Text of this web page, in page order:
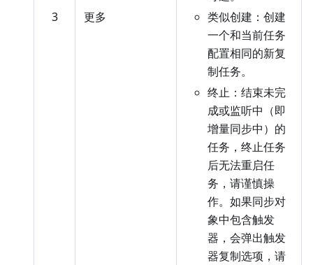
3 更多
类似创建：创建
一个和当前任务
配置相同的新复
制任务。
终止：结束未完
成或监听中（即
增量同步中）的
任务，终止任务
后无法重启任
务，请谨慎操
作。如果同步对
象中包含触发
器，会弹出触发
器复制选项，请